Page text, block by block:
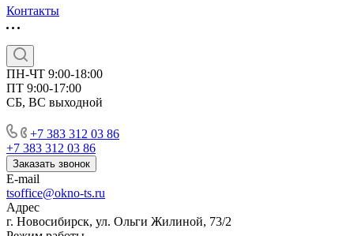
Контакты
ПН-ЧТ 9:00-18:00
ПТ 9:00-17:00
СБ, ВС выходной
+7 383 312 03 86
+7 383 312 03 86
Заказать звонок
E-mail
tsoffice@okno-ts.ru
Адрес
г. Новосибирск, ул. Ольги Жилиной, 73/2